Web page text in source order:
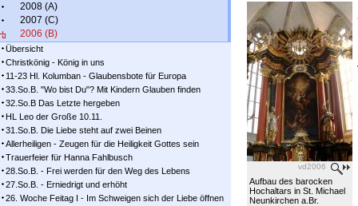
2008 (A)
2007 (C)
2006 (B)
Übersicht
Christkönig - König in uns
11-23 Hl. Kolumban - Glaubensbote für Europa
33.So.B. "Wo bist Du"? Mit Kindern Glauben finden
32.So.B Das Letzte hergeben
HL Leo der Große 10.11.
31.So.B. Die Liebe steht auf zwei Beinen
Allerheiligen - Zeugen für die Heiligkeit Gottes sein
Trauerfeier für Hanna Fahlbusch
28.So.B. - Frei werden für den Weg des Lebens
27.So.B. - Erniedrigt und erhöht
26. Woche Feitag I - Im Schweigen sich der Liebe öffnen
vd2006
Aufbau des barocken
Hochaltars in St. Michael
Neunkirchen a.Br.